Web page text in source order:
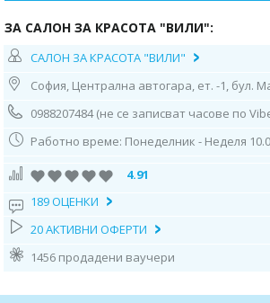
ЗА САЛОН ЗА КРАСОТА "ВИЛИ":
САЛОН ЗА КРАСОТА "ВИЛИ"
София, Централна автогара, ет. -1, бул.
0988207484 (не се записват часове по
Работно време: Понеделник - Неделя
4.91
189 ОЦЕНКИ
20 АКТИВНИ ОФЕРТИ
1456 продадени ваучери